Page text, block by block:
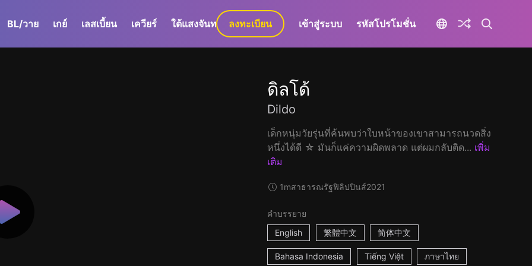
BL/วาย เกย์ เลสเบี้ยน เควียร์ ใต้แสงจันทร์ GaLa+
ลงทะเบียน เข้าสู่ระบบ รหัสโปรโมชั่น
ดิลโด้
Dildo
เด็กหนุ่มวัยรุ่นที่ค้นพบว่าใบหน้าของเขาสามารถนวดสิ่ง
หนึ่งได้ดี ☆ มันก็แค่ความผิดพลาด แต่ผมกลับติด... เพิ่ม
เติม
1mสาธารณรัฐฟิลิปปินส์2021
คำบรรยาย
English
繁體中文 简体中文
Bahasa Indonesia Tiếng Việt ภาษาไทย